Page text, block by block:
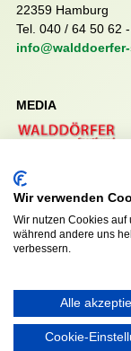
22359 Hamburg
Tel. 040 / 64 50 62
MEDIA
RECHTLICHES
Wir verwenden
Wir nutzen Cookies
während andere uns
verbessern.
Alle
Cookie-